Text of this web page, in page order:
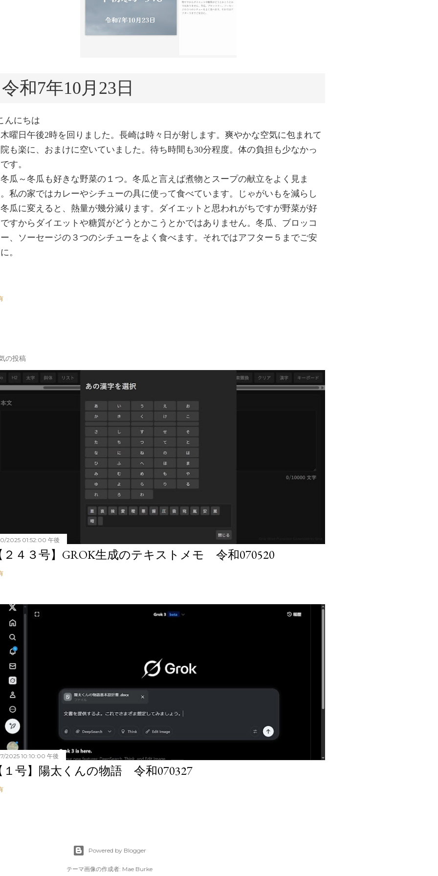
令和7年10月23日
んにちは
曜日午後2時を回りました。長崎は時々日が射します。爽やかな空気に包まれて
も楽に、おまけに空いていました。待ち時間も30分程度。体の負担も少なかっ
す。
瓜～冬瓜も好きな野菜の１つ。冬瓜と言えば煮物とスープの献立をよく見ま
私の家ではカレーやシチューの具に使って食べています。じゃがいもを減らし
瓜に変えると、熱量が幾分減ります。ダイエットと思われがちですが野菜が好
すからダイエットや糖質がどうとかこうとかではありません。冬瓜、ブロッコ
、ソーセージの３つのシチューをよく食べます。それではアフター５までご安
。
の投稿
2025 01:52:00 午後
２４３号】GROK生成のテキストメモ 令和070520
2025 10:10:00 午後
１号】陽太くんの物語 令和070327
Powered by Blogger
テーマ画像の作成者: Mae Burke